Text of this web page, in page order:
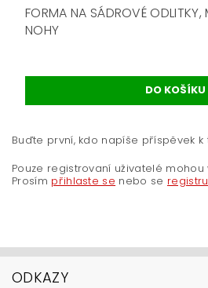
FORMA NA SÁDROVÉ
NOHY
Buďte první, kdo napíše příspěvek
Pouze registrovaní uživatelé
Prosím přihlaste se nebo se
ODKAZY